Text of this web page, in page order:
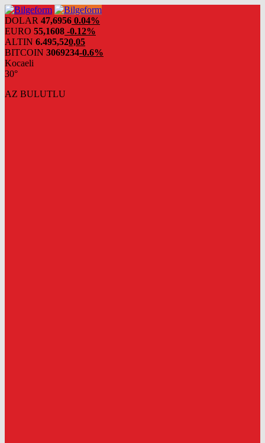
DOLAR 47,6956 0.04%
EURO 55,1608 -0.12%
ALTIN 6.495,520,05
BITCOIN 3069234-0.6%
Kocaeli
30°
AZ BULUTLU